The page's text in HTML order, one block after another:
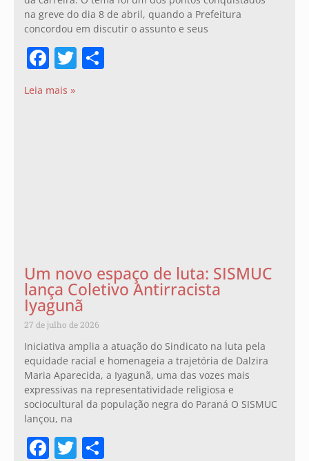
na greve do dia 8 de abril, quando a Prefeitura
concordou em discutir o assunto e seus
Facebook
Twitter
Leia mais »
Um novo espaço de luta: SISMUC
lança Coletivo Antirracista
Iyagunã
27 de julho de 2026
Iniciativa amplia a atuação do Sindicato na luta pela
equidade racial e homenageia a trajetória de Dalzira
Maria Aparecida, a Iyagunã, uma das vozes mais
expressivas na representatividade religiosa e
sociocultural da população negra do Paraná O SISMUC
lançou, na
Facebook
Twitter